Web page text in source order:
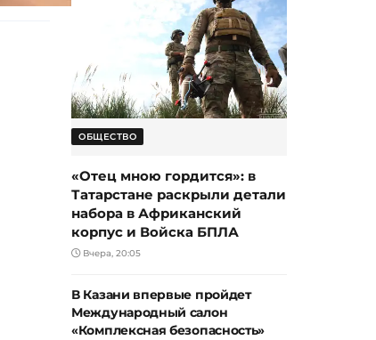
ОБЩЕСТВО
«Отец мною гордится»: в
Татарстане раскрыли детали
набора в Африканский
корпус и Войска БПЛА
Вчера, 20:05
В Казани впервые пройдет
Международный салон
«Комплексная безопасность»